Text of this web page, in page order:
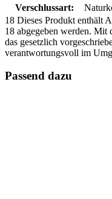
Verschlussart:
18 Dieses Produkt enthält
18 abgegeben werden. Mit
das gesetzlich
verantwortungsvoll im
Passend dazu